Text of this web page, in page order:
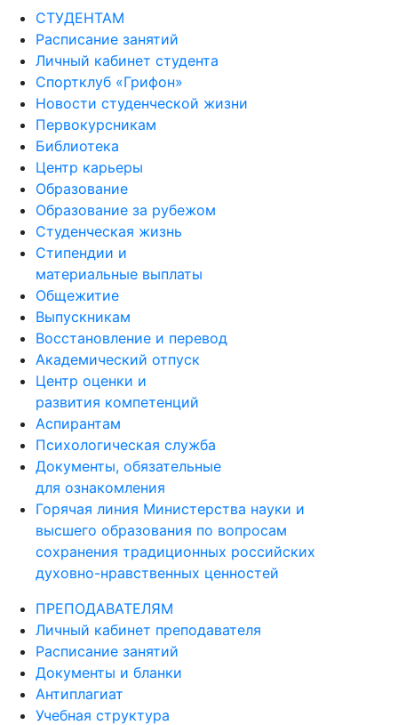
СТУДЕНТАМ
Расписание занятий
Личный кабинет студента
Спортклуб «Грифон»
Новости студенческой жизни
Первокурсникам
Библиотека
Центр карьеры
Образование
Образование за рубежом
Студенческая жизнь
Стипендии и
материальные выплаты
Общежитие
Выпускникам
Восстановление и перевод
Академический отпуск
Центр оценки и
развития компетенций
Аспирантам
Психологическая служба
Документы, обязательные
для ознакомления
Горячая линия Министерства науки и
высшего образования по вопросам
сохранения традиционных российских
духовно-нравственных ценностей
ПРЕПОДАВАТЕЛЯМ
Личный кабинет преподавателя
Расписание занятий
Документы и бланки
Антиплагиат
Учебная структура